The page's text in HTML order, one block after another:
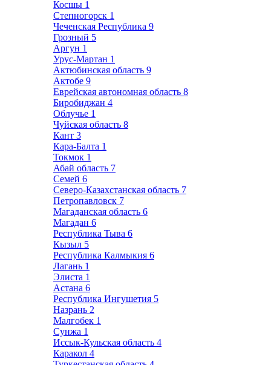
Косшы 1
Степногорск 1
Чеченская Республика 9
Грозный 5
Аргун 1
Урус-Мартан 1
Актюбинская область 9
Актобе 9
Еврейская автономная область 8
Биробиджан 4
Облучье 1
Чуйская область 8
Кант 3
Кара-Балта 1
Токмок 1
Абай область 7
Семей 6
Северо-Казахстанская область 7
Петропавловск 7
Магаданская область 6
Магадан 6
Республика Тыва 6
Кызыл 5
Республика Калмыкия 6
Лагань 1
Элиста 1
Астана 6
Республика Ингушетия 5
Назрань 2
Малгобек 1
Сунжа 1
Иссык-Кульская область 4
Каракол 4